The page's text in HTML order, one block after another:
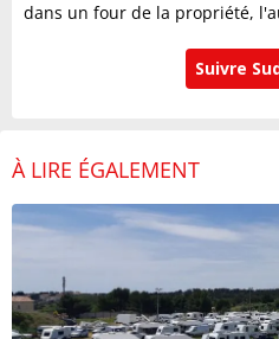
dans un four de la propriété,
Suivre
À LIRE ÉGALEMENT